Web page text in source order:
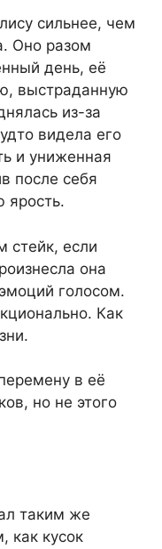
сильнее, чем
Оно разом
день, её
выстраданную
из-за
видела его
и униженная
после себя
ярость.
стейк, если
она
голосом.
Как
в её
но не этого
таким же
как кусок